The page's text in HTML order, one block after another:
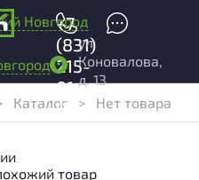
Новгород
+7
(831)
215-
01-
04
ул.
Коновалова,
д. 13
Каталог > Нет товара
товар